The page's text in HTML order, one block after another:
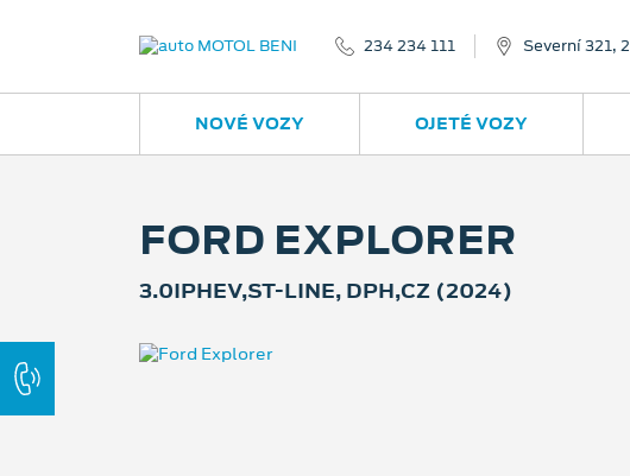
234 234 111 Severní 321,
NOVÉ VOZY OJETÉ VOZY
FORD EXPLORER
3.0IPHEV,ST-LINE, DPH,CZ (2024)